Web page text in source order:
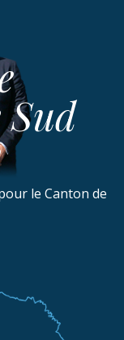
le Canton de